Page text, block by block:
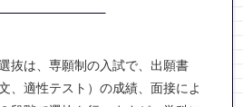
抜は、専願制の入試で、出願書
、適性テスト）の成績、面接によ